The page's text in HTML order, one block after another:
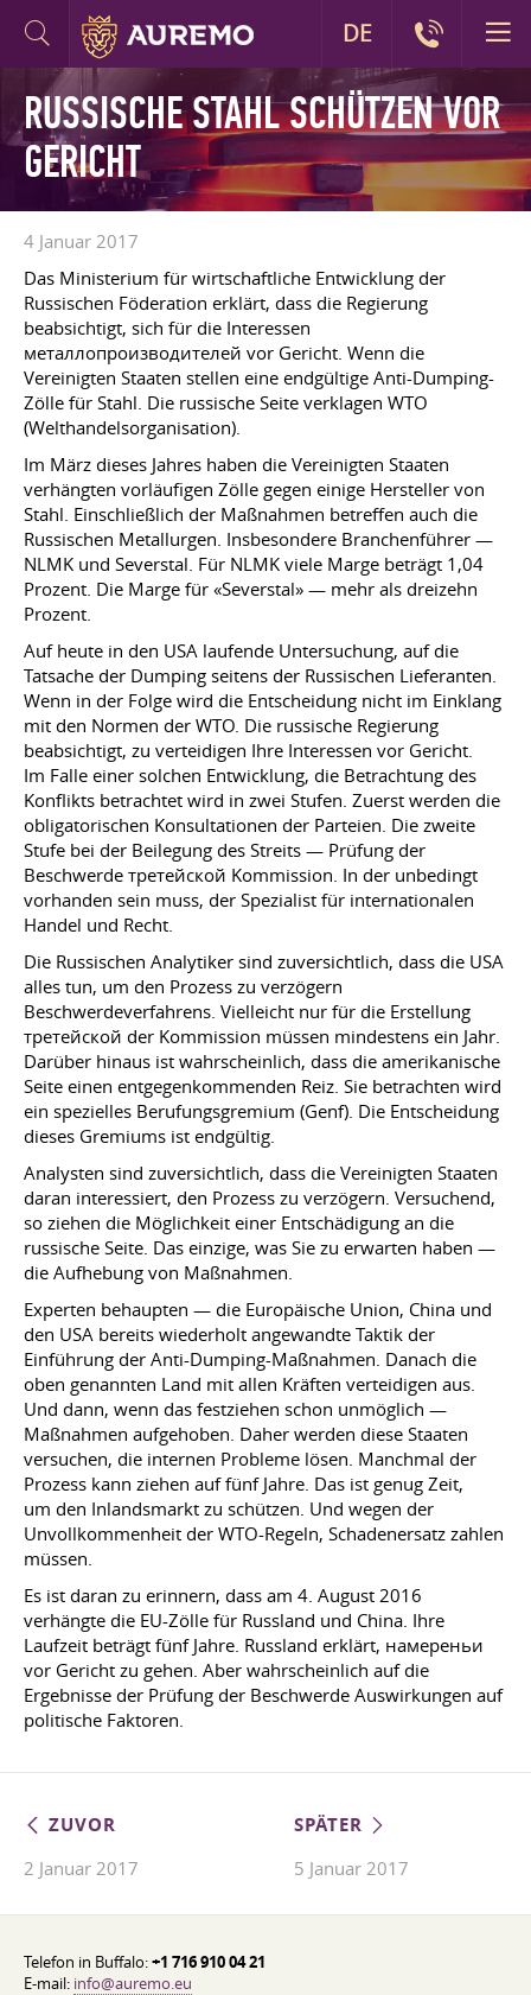
RUSSISCHE STAHL SCHÜTZEN VOR
GERICHT
4 Januar 2017
Das Ministerium für wirtschaftliche Entwicklung der
Russischen Föderation erklärt, dass die Regierung
beabsichtigt, sich für die Interessen
металлопроизводителей vor Gericht. Wenn die
Vereinigten Staaten stellen eine endgültige Anti-Dumping-
Zölle für Stahl. Die russische Seite verklagen WTO
(Welthandelsorganisation).
Im März dieses Jahres haben die Vereinigten Staaten
verhängten vorläufigen Zölle gegen einige Hersteller von
Stahl. Einschließlich der Maßnahmen betreffen auch die
Russischen Metallurgen. Insbesondere Branchenführer —
NLMK und Severstal. Für NLMK viele Marge beträgt 1,04
Prozent. Die Marge für «Severstal» — mehr als dreizehn
Prozent.
Auf heute in den USA laufende Untersuchung, auf die
Tatsache der Dumping seitens der Russischen Lieferanten.
Wenn in der Folge wird die Entscheidung nicht im Einklang
mit den Normen der WTO. Die russische Regierung
beabsichtigt, zu verteidigen Ihre Interessen vor Gericht.
Im Falle einer solchen Entwicklung, die Betrachtung des
Konflikts betrachtet wird in zwei Stufen. Zuerst werden die
obligatorischen Konsultationen der Parteien. Die zweite
Stufe bei der Beilegung des Streits — Prüfung der
Beschwerde третейской Kommission. In der unbedingt
vorhanden sein muss, der Spezialist für internationalen
Handel und Recht.
Die Russischen Analytiker sind zuversichtlich, dass die USA
alles tun, um den Prozess zu verzögern
Beschwerdeverfahrens. Vielleicht nur für die Erstellung
третейской der Kommission müssen mindestens ein Jahr.
Darüber hinaus ist wahrscheinlich, dass die amerikanische
Seite einen entgegenkommenden Reiz. Sie betrachten wird
ein spezielles Berufungsgremium (Genf). Die Entscheidung
dieses Gremiums ist endgültig.
Analysten sind zuversichtlich, dass die Vereinigten Staaten
daran interessiert, den Prozess zu verzögern. Versuchend,
so ziehen die Möglichkeit einer Entschädigung an die
russische Seite. Das einzige, was Sie zu erwarten haben —
die Aufhebung von Maßnahmen.
Experten behaupten — die Europäische Union, China und
den USA bereits wiederholt angewandte Taktik der
Einführung der Anti-Dumping-Maßnahmen. Danach die
oben genannten Land mit allen Kräften verteidigen aus.
Und dann, wenn das festziehen schon unmöglich —
Maßnahmen aufgehoben. Daher werden diese Staaten
versuchen, die internen Probleme lösen. Manchmal der
Prozess kann ziehen auf fünf Jahre. Das ist genug Zeit,
um den Inlandsmarkt zu schützen. Und wegen der
Unvollkommenheit der WTO-Regeln, Schadenersatz zahlen
müssen.
Es ist daran zu erinnern, dass am 4. August 2016
verhängte die EU-Zölle für Russland und China. Ihre
Laufzeit beträgt fünf Jahre. Russland erklärt, намереньи
vor Gericht zu gehen. Aber wahrscheinlich auf die
Ergebnisse der Prüfung der Beschwerde Auswirkungen auf
politische Faktoren.
ZUVOR
2 Januar 2017
SPÄTER
5 Januar 2017
Telefon in Buffalo:+1 716 910 04 21
E-mail: info@auremo.eu
DE